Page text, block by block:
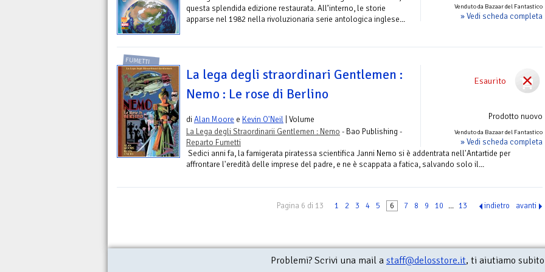
Venduto da Bazaar del Fantastico
» Vedi scheda completa
questa splendida edizione restaurata. All’interno, le storie
apparse nel 1982 nella rivoluzionaria serie antologica inglese...
Esaurito
Prodotto nuovo
Venduto da Bazaar del Fantastico
» Vedi scheda completa
FUMETTI
La lega degli straordinari Gentlemen :
Nemo : Le rose di Berlino
diAlan Moore e Kevin O'Neil | Volume
La Lega degli Straordinarii Gentlemen : Nemo - Bao Publishing -
Reparto Fumetti
Sedici anni fa, la famigerata piratessa scientifica Janni Nemo si è addentrata nell'Antartide per
affrontare l'eredità delle imprese del padre, e ne è scappata a fatica, salvando solo il...
Pagina 6 di 13 1 2 3 4 5 6 7 8 9 10 ... 13 indietro avanti
Problemi? Scrivi una mail a staff@delosstore.it, ti aiutiamo